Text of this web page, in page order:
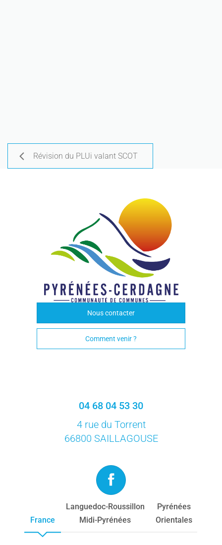
Révision du PLUi valant SCOT
Nous contacter
Comment venir ?
04 68 04 53 30
4 rue du Torrent
66800 SAILLAGOUSE
France
Languedoc-Roussillon
Midi-Pyrénées
Pyrénées
Orientales